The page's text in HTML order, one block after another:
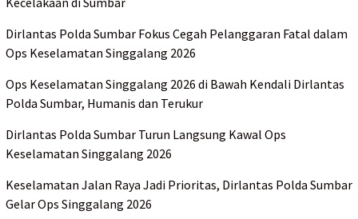
Dirlantas Polda Sumbar Fokus Cegah Pelanggaran Fatal dalam
Ops Keselamatan Singgalang 2026
Ops Keselamatan Singgalang 2026 di Bawah Kendali Dirlantas
Polda Sumbar, Humanis dan Terukur
Dirlantas Polda Sumbar Turun Langsung Kawal Ops
Keselamatan Singgalang 2026
Keselamatan Jalan Raya Jadi Prioritas, Dirlantas Polda Sumbar
Gelar Ops Singgalang 2026